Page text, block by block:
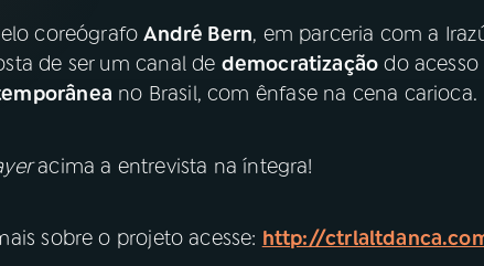
Facebook
X
coreógrafoAndré Bern, em parceria com a
de ser um canal de democratização do
no Brasil, com ênfase na cena carioca.
acima a entrevista na íntegra!
sobre o projeto acesse: http://